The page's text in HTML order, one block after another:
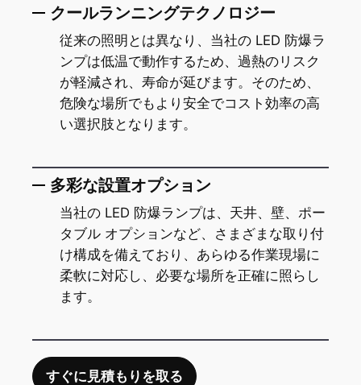
クールランニングテクノロジー
従来の照明とは異なり、当社の LED 防爆ラ
ンプは低温で動作するため、過熱のリスク
が軽減され、寿命が延びます。そのため、
危険な場所でもより安全でコスト効率の高
い選択肢となります。
多彩な設置オプション
当社の LED 防爆ランプは、天井、壁、ポー
タブル オプションなど、さまざまな取り付
け構成を備えており、あらゆる作業現場に
柔軟に対応し、必要な場所を正確に照らし
ます。
すぐに見積もりを取る